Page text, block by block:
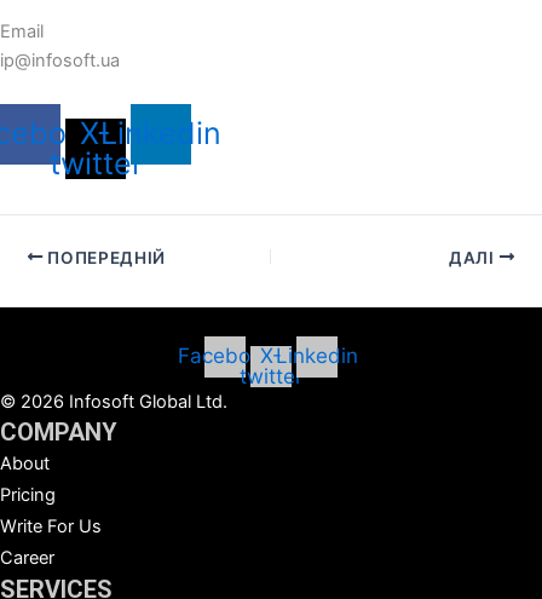
Email
ip@infosoft.ua
X-
twitter
Linkedin
ПОПЕРЕДНІЙ ДАЛІ
FacebookX-
twitter
Linkedin
© 2026 Infosoft Global Ltd.
COMPANY
About
Pricing
Write For Us
Career
SERVICES